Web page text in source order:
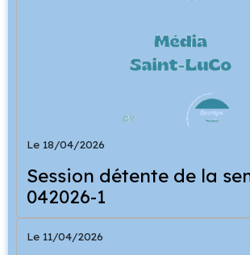
Le 18/04/2026
Session détente de la
042026-1
Le 11/04/2026